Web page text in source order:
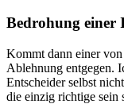
Bedrohung einer
Kommt dann einer
Ablehnung entgegen.
Entscheider selbst
die einzig richtige sein